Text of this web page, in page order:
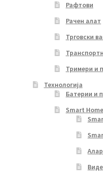
Рафтови
Рачен алат
Трговски
Тримери и
Технологија
Батерии и
Smart Home